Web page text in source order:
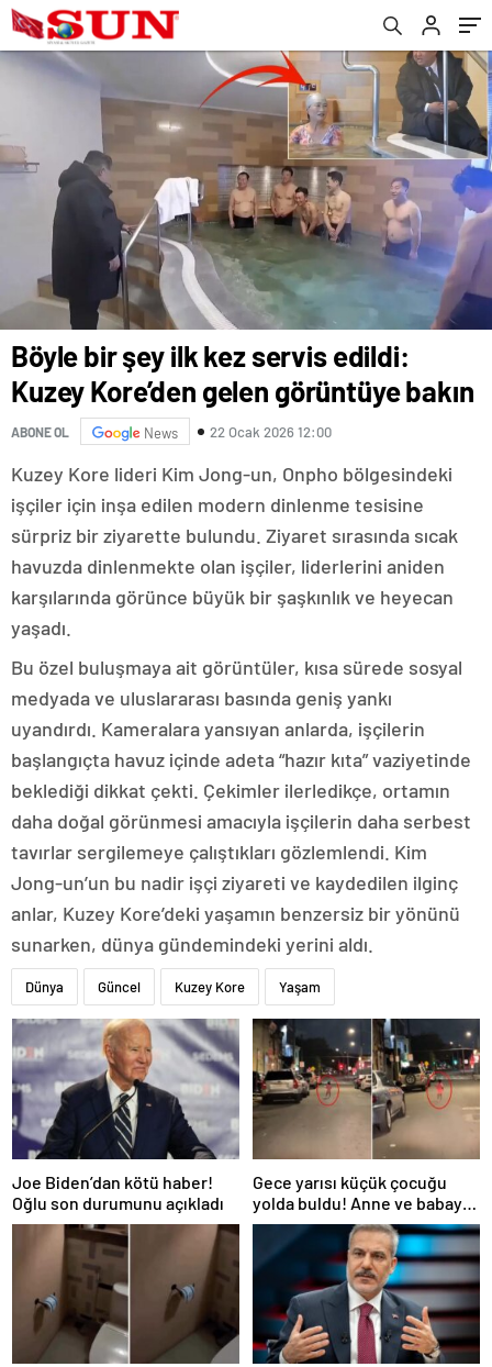
Böyle bir şey ilk kez servis edildi:
Kuzey Kore’den gelen görüntüye bakın
ABONE OL News 22 Ocak 2026 12:00
Kuzey Kore lideri Kim Jong-un, Onpho bölgesindeki
işçiler için inşa edilen modern dinlenme tesisine
sürpriz bir ziyarette bulundu. Ziyaret sırasında sıcak
havuzda dinlenmekte olan işçiler, liderlerini aniden
karşılarında görünce büyük bir şaşkınlık ve heyecan
yaşadı.
Bu özel buluşmaya ait görüntüler, kısa sürede sosyal
medyada ve uluslararası basında geniş yankı
uyandırdı. Kameralara yansıyan anlarda, işçilerin
başlangıçta havuz içinde adeta “hazır kıta” vaziyetinde
beklediği dikkat çekti. Çekimler ilerledikçe, ortamın
daha doğal görünmesi amacıyla işçilerin daha serbest
tavırlar sergilemeye çalıştıkları gözlemlendi. Kim
Jong-un’un bu nadir işçi ziyareti ve kaydedilen ilginç
anlar, Kuzey Kore’deki yaşamın benzersiz bir yönünü
sunarken, dünya gündemindeki yerini aldı.
Dünya Güncel Kuzey Kore Yaşam
Joe Biden’dan kötü haber!
Oğlu son durumunu açıkladı
Gece yarısı küçük çocuğu
yolda buldu! Anne ve babayla
ilgili isyan ettiren gerçek